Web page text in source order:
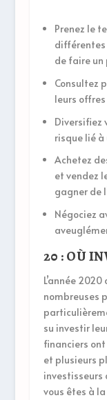
Prenez le
différentes
de faire un
Consultez
leurs offres
Diversifiez
risque lié à
Achetez
et vendez
gagner de
Négociez
20 : OÙ
L’année
nombreuses
su investir
financiers
et plusieurs
investisseurs
vous êtes à la